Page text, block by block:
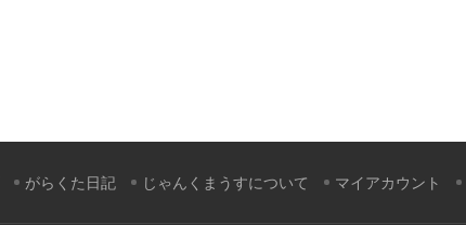
がらくた日記 じゃんくまうすについて マイアカウント